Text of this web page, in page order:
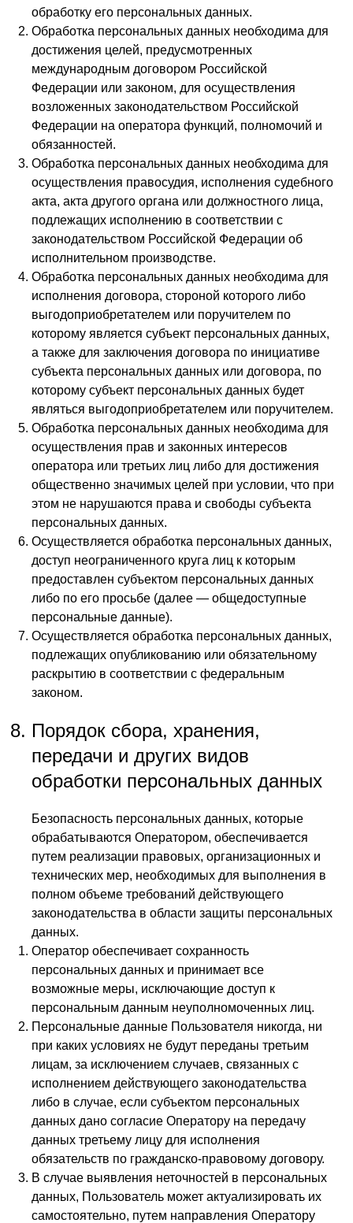
обработку его персональных данных.
Обработка персональных данных необходима для
достижения целей, предусмотренных
международным договором Российской
Федерации или законом, для осуществления
возложенных законодательством Российской
Федерации на оператора функций, полномочий и
обязанностей.
Обработка персональных данных необходима для
осуществления правосудия, исполнения судебного
акта, акта другого органа или должностного лица,
подлежащих исполнению в соответствии с
законодательством Российской Федерации об
исполнительном производстве.
Обработка персональных данных необходима для
исполнения договора, стороной которого либо
выгодоприобретателем или поручителем по
которому является субъект персональных данных,
а также для заключения договора по инициативе
субъекта персональных данных или договора, по
которому субъект персональных данных будет
являться выгодоприобретателем или поручителем.
Обработка персональных данных необходима для
осуществления прав и законных интересов
оператора или третьих лиц либо для достижения
общественно значимых целей при условии, что при
этом не нарушаются права и свободы субъекта
персональных данных.
Осуществляется обработка персональных данных,
доступ неограниченного круга лиц к которым
предоставлен субъектом персональных данных
либо по его просьбе (далее — общедоступные
персональные данные).
Осуществляется обработка персональных данных,
подлежащих опубликованию или обязательному
раскрытию в соответствии с федеральным
законом.
Порядок сбора, хранения,
передачи и других видов
обработки персональных данных
Безопасность персональных данных, которые
обрабатываются Оператором, обеспечивается
путем реализации правовых, организационных и
технических мер, необходимых для выполнения в
полном объеме требований действующего
законодательства в области защиты персональных
данных.
Оператор обеспечивает сохранность
персональных данных и принимает все
возможные меры, исключающие доступ к
персональным данным неуполномоченных лиц.
Персональные данные Пользователя никогда, ни
при каких условиях не будут переданы третьим
лицам, за исключением случаев, связанных с
исполнением действующего законодательства
либо в случае, если субъектом персональных
данных дано согласие Оператору на передачу
данных третьему лицу для исполнения
обязательств по гражданско-правовому договору.
В случае выявления неточностей в персональных
данных, Пользователь может актуализировать их
самостоятельно, путем направления Оператору